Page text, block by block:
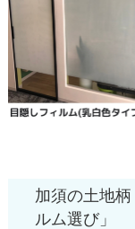
加須の土地
ルム選び」